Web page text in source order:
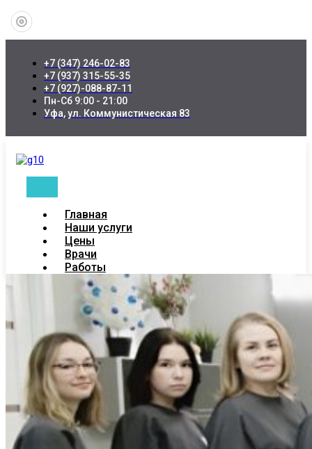
+7 (347) 246-02-83
+7 (937) 315-55-35
+7 (927)-088-87-11
Пн-Сб 9:00 - 21:00
Уфа, ул. Коммунистическая 83
Главная
Наши услуги
Цены
Врачи
Работы
Новости
Пациентам
Гарантии
Свидетельства
Лицензии
Договор
Гос гарантии РФ
Гос гарантии РБ
Лечение по ДМС
FAQ
Контакты